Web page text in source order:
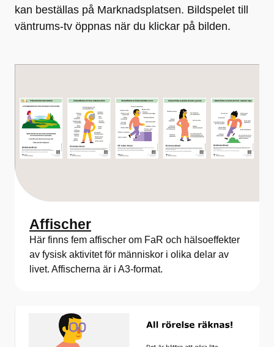
kan beställas på Marknadsplatsen. Bildspelet till
väntrums-tv öppnas när du klickar på bilden.
Affischer
Här finns fem affischer om FaR och hälsoeffekter
av fysisk aktivitet för människor i olika delar av
livet. Affischerna är i A3-format.